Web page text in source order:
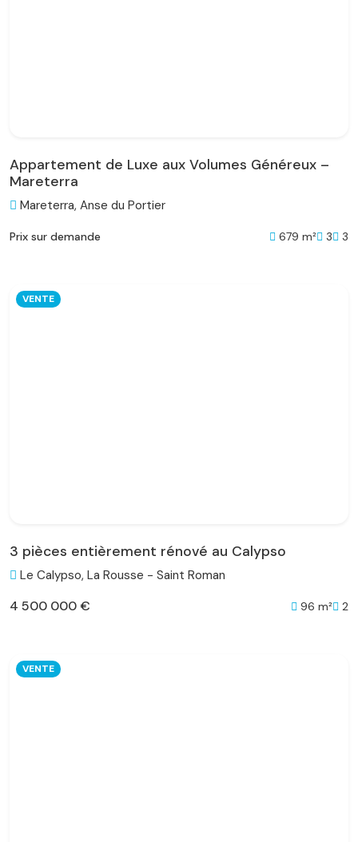
Appartement de Luxe aux Volumes Généreux –
Mareterra
Mareterra, Anse du Portier
Prix sur demande 679 m² 3 3
VENTE
3 pièces entièrement rénové au Calypso
Le Calypso, La Rousse - Saint Roman
4 500 000 € 96 m² 2
VENTE